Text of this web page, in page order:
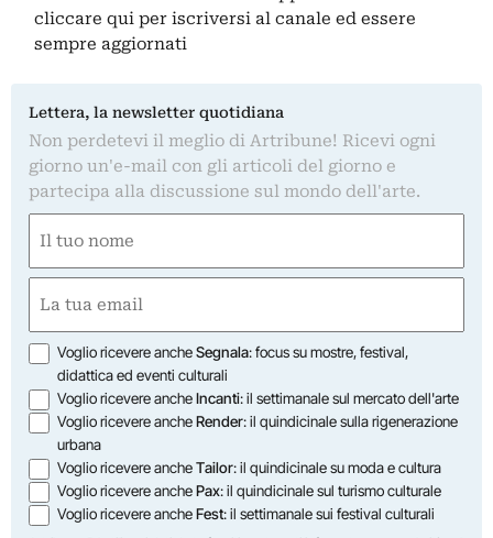
cliccare qui per iscriversi al canale ed essere
sempre aggiornati
Lettera, la newsletter quotidiana
Non perdetevi il meglio di Artribune! Ricevi ogni
giorno un'e-mail con gli articoli del giorno e
partecipa alla discussione sul mondo dell'arte.
(Obbligatorio)
Nome
(Obbligatorio)
Opzioni
Voglio ricevere ancheSegnala: focus su mostre, festival,
didattica ed eventi culturali
Voglio ricevere ancheIncanti: il settimanale sul mercato dell'arte
Voglio ricevere ancheRender: il quindicinale sulla rigenerazione
urbana
Voglio ricevere ancheTailor: il quindicinale su moda e cultura
Voglio ricevere anchePax: il quindicinale sul turismo culturale
Voglio ricevere ancheFest: il settimanale sui festival culturali